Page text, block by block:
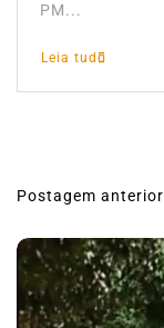
PM...
Leia tudo
N
a
v
e
Postagem anterior